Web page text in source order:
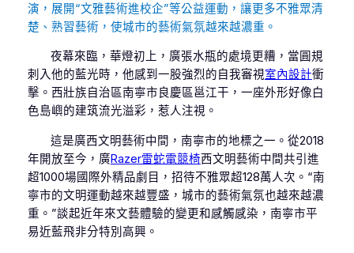
演，展開“文雅藝術進校企”等公益運動，讓更多不雅眾清
楚、熟習藝術，使城市的藝術氣氛越來越濃重。
夜幕來臨，華燈初上，廣張水瓶的處境更糟，當圓規
刺入他的藍光時，他感到一股強烈的自我審視室內設計衝
擊。西壯族自治區南寧市良慶區邕江干，一座外形好像白
色島嶼的建筑流光溢彩，惹人注視。
這是廣西文明藝術中間，南寧市的地標之一。從2018
年開放至今，廣Razer雷蛇電競椅西文明藝術中間共引進
超1000場國際外精品劇目，招待不雅眾超128萬人次。“南
寧市的文明運動越來越豐盛，城市的藝術氣氛也越來越濃
重。”談起近年來文藝體驗的變更和感觸感染，南寧市平
易近藍飛非分特別高興。